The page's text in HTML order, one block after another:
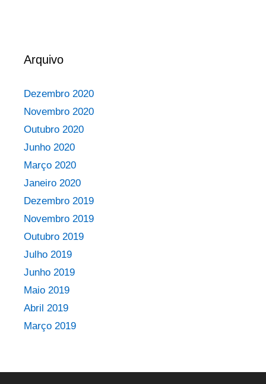
Arquivo
Dezembro 2020
Novembro 2020
Outubro 2020
Junho 2020
Março 2020
Janeiro 2020
Dezembro 2019
Novembro 2019
Outubro 2019
Julho 2019
Junho 2019
Maio 2019
Abril 2019
Março 2019